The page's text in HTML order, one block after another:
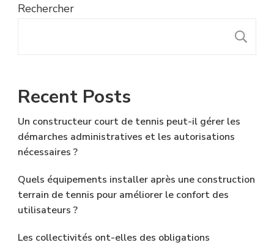
Rechercher
Recent Posts
Un constructeur court de tennis peut-il gérer les
démarches administratives et les autorisations
nécessaires ?
Quels équipements installer après une construction
terrain de tennis pour améliorer le confort des
utilisateurs ?
Les collectivités ont-elles des obligations